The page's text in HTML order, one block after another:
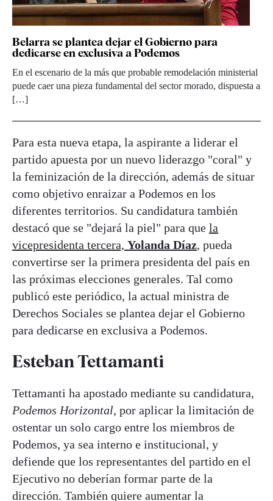
Belarra se plantea dejar el Gobierno para
dedicarse en exclusiva a Podemos
En el escenario de la más que probable remodelación ministerial
puede caer una pieza fundamental del sector morado, dispuesta a
[…]
Para esta nueva etapa, la aspirante a liderar el
partido apuesta por un nuevo liderazgo "coral" y
la feminización de la dirección, además de situar
como objetivo enraizar a Podemos en los
diferentes territorios. Su candidatura también
destacó que se "dejará la piel" para que la
vicepresidenta tercera, Yolanda Díaz, pueda
convertirse ser la primera presidenta del país en
las próximas elecciones generales. Tal como
publicó este periódico, la actual ministra de
Derechos Sociales se plantea dejar el Gobierno
para dedicarse en exclusiva a Podemos.
Esteban Tettamanti
Tettamanti ha apostado mediante su candidatura,
Podemos Horizontal, por aplicar la limitación de
ostentar un solo cargo entre los miembros de
Podemos, ya sea interno e institucional, y
defiende que los representantes del partido en el
Ejecutivo no deberían formar parte de la
dirección. También quiere aumentar la